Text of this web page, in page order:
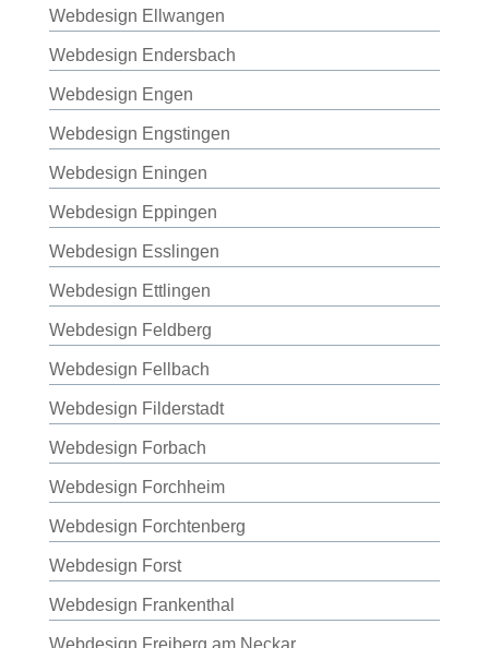
Webdesign Ellwangen
Webdesign Endersbach
Webdesign Engen
Webdesign Engstingen
Webdesign Eningen
Webdesign Eppingen
Webdesign Esslingen
Webdesign Ettlingen
Webdesign Feldberg
Webdesign Fellbach
Webdesign Filderstadt
Webdesign Forbach
Webdesign Forchheim
Webdesign Forchtenberg
Webdesign Forst
Webdesign Frankenthal
Webdesign Freiberg am Neckar